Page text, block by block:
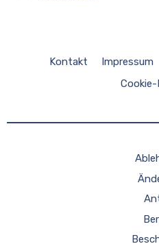
Kontakt Impressum